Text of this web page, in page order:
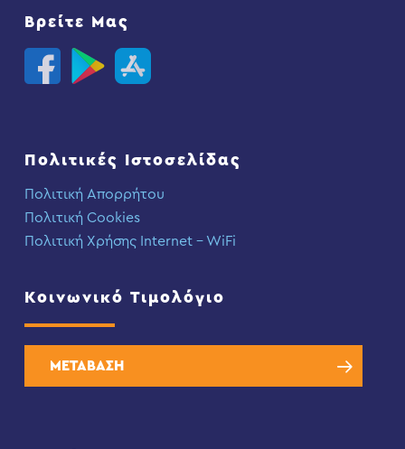
Βρείτε Μας
Πολιτικές Ιστοσελίδας
Πολιτική Απορρήτου
Πολιτική Cookies
Πολιτική Χρήσης Internet – WiFi
Κοινωνικό Τιμολόγιο
ΜΕΤΑΒΑΣΗ